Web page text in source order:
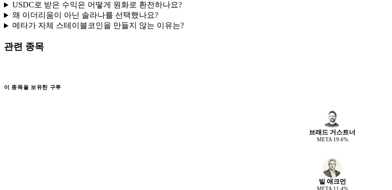
USDC로 받은 수익은 어떻게 원화로 환전하나요?
왜 이더리움이 아닌 솔라나를 선택했나요?
메타가 자체 스테이블코인을 만들지 않는 이유는?
관련 종목
이 종목을 보유한 구루
브래드 거스트너
META 19.6%
빌 애크먼
META 11.4%